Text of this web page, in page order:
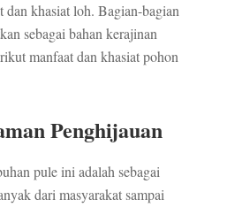
khasiat loh. Bagian-bagian
sebagai bahan kerajinan
manfaat dan khasiat pohon
Penghijauan
pule ini adalah sebagai
dari masyarakat sampai